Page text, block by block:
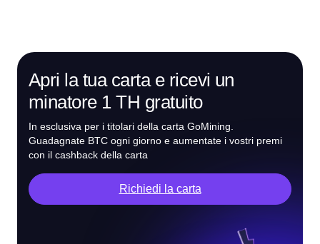
Apri la tua carta e ricevi un
minatore 1 TH gratuito
In esclusiva per i titolari della carta GoMining.
Guadagnate BTC ogni giorno e aumentate i vostri premi
con il cashback della carta
Richiedi la carta